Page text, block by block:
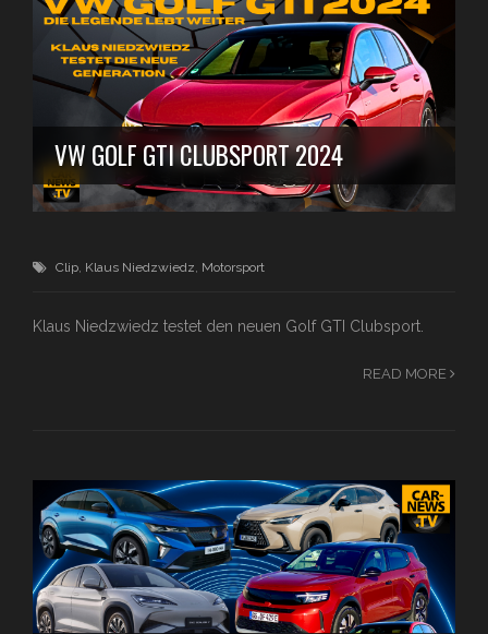
VW GOLF GTI CLUBSPORT 2024
Clip, Klaus Niedzwiedz, Motorsport
Klaus Niedzwiedz testet den neuen Golf GTI Clubsport.
READ MORE